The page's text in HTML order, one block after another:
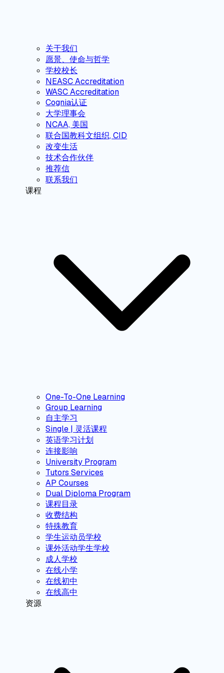
关于我们
愿景、使命与哲学
学校校长
NEASC Accreditation
WASC Accreditation
Cognia认证
大学理事会
NCAA, 美国
联合国教科文组织, CID
改变生活
技术合作伙伴
推荐信
联系我们
课程
One-To-One Learning
Group Learning
自主学习
Single | 灵活课程
英语学习计划
连接影响
University Program
Tutors Services
AP Courses
Dual Diploma Program
课程目录
收费结构
特殊教育
学生运动员学校
课外活动学生学校
成人学校
在线小学
在线初中
在线高中
资源